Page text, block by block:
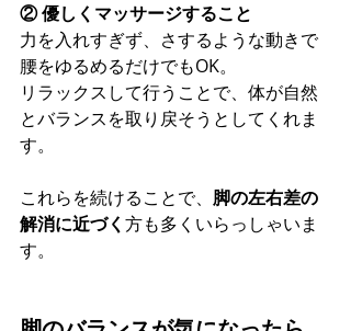
② 優しくマッサージすること
力を入れすぎず、さするような動きで
腰をゆるめるだけでもOK。
リラックスして行うことで、体が自然
とバランスを取り戻そうとしてくれま
す。
これらを続けることで、 脚の左右差の
解消に近づく 方も多くいらっしゃいま
す。